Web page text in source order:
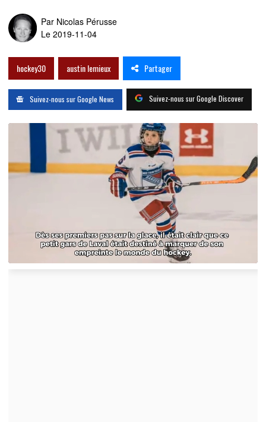
Par Nicolas Pérusse
Le 2019-11-04
hockey30 austin lemieux Partager
Suivez-nous sur Google News Suivez-nous sur Google Discover